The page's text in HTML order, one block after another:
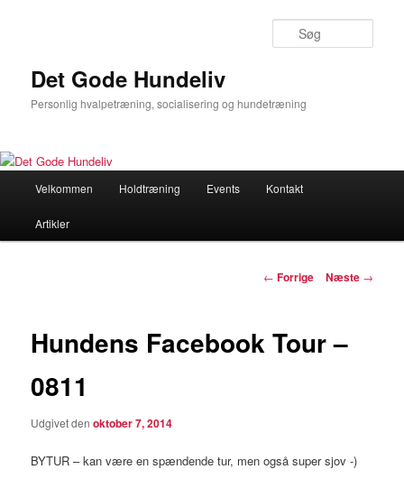
Det Gode Hundeliv
Personlig hvalpetræning, socialisering og hundetræning
Fortsæt
til
Velkommen Holdtræning Events Kontakt
Artikler
Indlægsnavigation
← Forrige Næste →
Hundens Facebook Tour –
0811
Udgivet denoktober 7, 2014
BYTUR – kan være en spændende tur, men også super sjov -)